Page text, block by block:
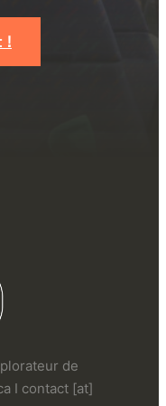
!
de
I contact [at]